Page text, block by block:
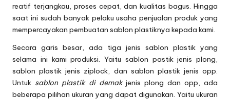
reatif terjangkau, proses cepat, dan kualitas bagus. Hingga
saat ini sudah banyak pelaku usaha penjualan produk yang
mempercayakan pembuatan sablon plastiknya kepada kami.
Secara garis besar, ada tiga jenis sablon plastik yang
selama ini kami produksi. Yaitu sablon pastik jenis plong,
sablon plastik jenis ziplock, dan sablon plastik jenis opp.
Untuk sablon plastik di demakjenis plong dan opp, ada
beberapa pilihan ukuran yang dapat digunakan. Yaitu ukuran